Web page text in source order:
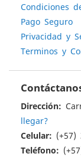
Condiciones
Pago Seguro
Privacidad y
Terminos y
Dirección:
llegar?
Celular: (+57)
Teléfono: